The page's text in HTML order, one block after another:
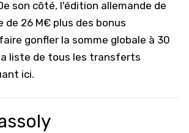
son côté, l'édition allemande de
de 26 M€ plus des bonus
gonfler la somme globale à 30
liste de tous les transferts
ici.